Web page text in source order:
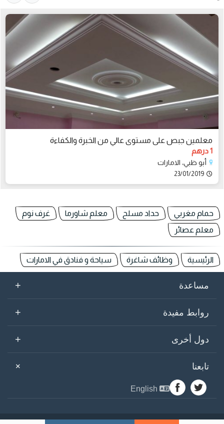
معلمين جبص على مستوى عالي من الخبرة والكفاءة
1 درهم
أبو ظبي، الامارات
23/01/2019
حمام مغربي حداد مسلح معلم شاورما
غرف نوم
معلم عصائر
الرئيسية وظائف شاغرة سياحة و فنادق في الامارات
مساعدة +
روابط مفيدة +
دول أخرى +
تابعنا +